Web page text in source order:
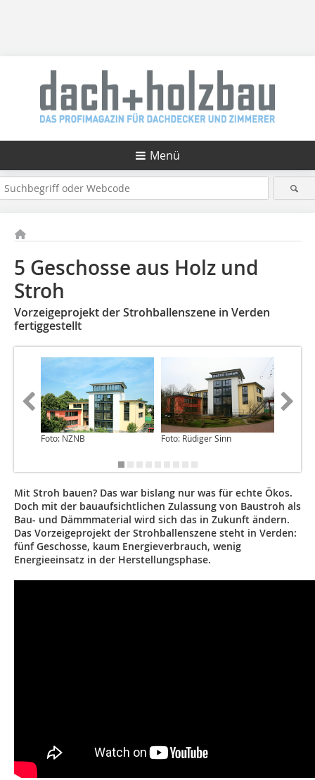
Menü
5 Geschosse aus Holz und
Stroh
Vorzeigeprojekt der Strohballenszene in Verden
fertiggestellt
Foto: NZNB Foto: Rüdiger Sinn
Mit Stroh bauen? Das war bislang nur was für echte Ökos.
Doch mit der bauaufsichtlichen Zulassung von Baustroh als
Bau- und Dämmmaterial wird sich das in Zukunft ändern.
Das Vorzeigeprojekt der Strohballenszene steht in Verden:
fünf Geschosse, kaum Energieverbrauch, wenig
Energieeinsatz in der Herstellungsphase.